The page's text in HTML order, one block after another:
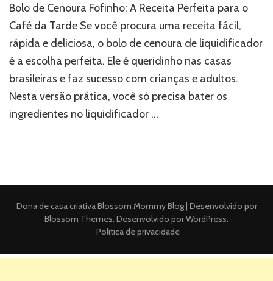
Bolo de Cenoura Fofinho: A Receita Perfeita para o
Café da Tarde Se você procura uma receita fácil,
rápida e deliciosa, o bolo de cenoura de liquidificador
é a escolha perfeita. Ele é queridinho nas casas
brasileiras e faz sucesso com crianças e adultos.
Nesta versão prática, você só precisa bater os
ingredientes no liquidificador …
Dona de casa criativaBlossom Mommy Blog | Desenvolvido por
Blossom Themes. Desenvolvido porWordPress.
Politica de privacidade